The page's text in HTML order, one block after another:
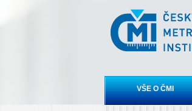
Český
metrologický
institut
Hlavní menu
VŠE O ČMI